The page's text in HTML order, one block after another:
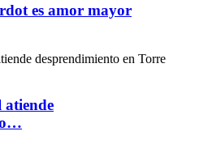
es amor mayor
atiende